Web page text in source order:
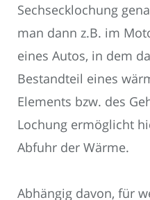
Sechsecklochung
man dann z.B. im
eines Autos, in dem
Bestandteil eines
Elements bzw. des
Lochung ermöglicht
Abfuhr der Wärme.
Abhängig davon, für